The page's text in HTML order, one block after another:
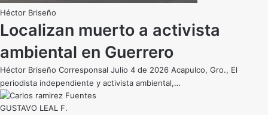
Héctor Briseño
Localizan muerto a activista
ambiental en Guerrero
Héctor Briseño Corresponsal Julio 4 de 2026 Acapulco, Gro., El
periodista independiente y activista ambiental,…
GUSTAVO LEAL F.